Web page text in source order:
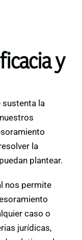
y
sustenta la
la
plantear.
nos permite
caso o
jurídicas,